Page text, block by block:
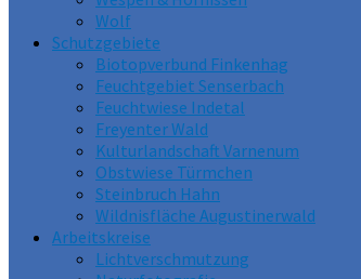
Wolf
Schutzgebiete
Biotopverbund Finkenhag
Feuchtgebiet Senserbach
Feuchtwiese Indetal
Freyenter Wald
Kulturlandschaft Varnenum
Obstwiese Türmchen
Steinbruch Hahn
Wildnisfläche Augustinerwald
Arbeitskreise
Lichtverschmutzung